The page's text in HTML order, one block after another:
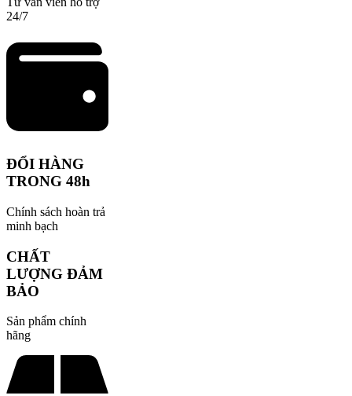
24/7
ĐỔI HÀNG
TRONG 48h
Chính sách hoàn trả
minh bạch
CHẤT
LƯỢNG ĐẢM
BẢO
Sản phẩm chính
hãng